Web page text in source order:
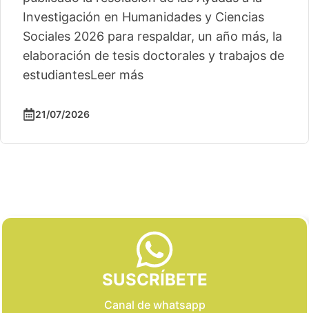
Investigación en Humanidades y Ciencias
Sociales 2026 para respaldar, un año más, la
elaboración de tesis doctorales y trabajos de
estudiantesLeer más
21/07/2026
SUSCRÍBETE
Canal de whatsapp